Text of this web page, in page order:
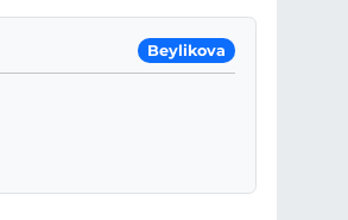
Beylikova